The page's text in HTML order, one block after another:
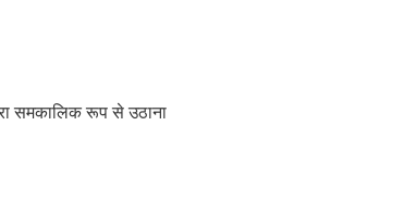
समकालिक रूप से उठाना